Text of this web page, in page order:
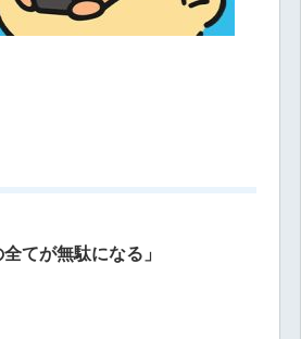
てが無駄になる」